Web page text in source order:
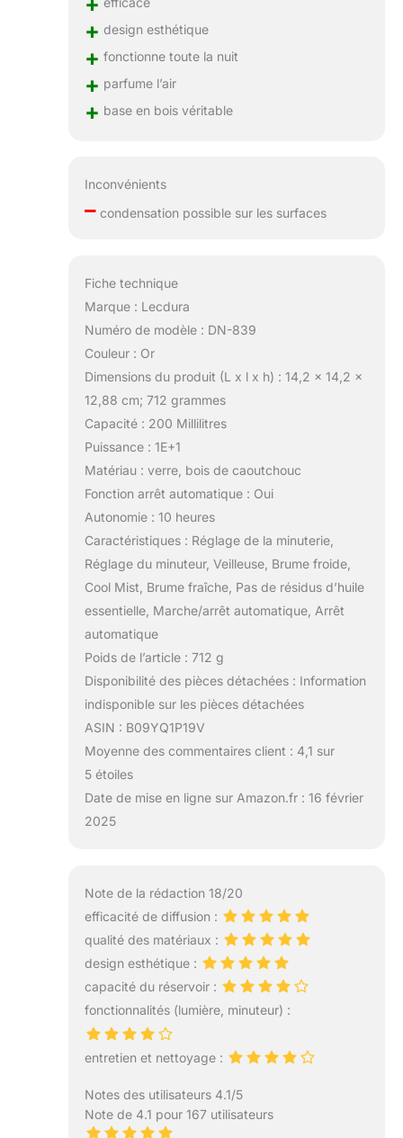
mère, une
anniversaire, Noël, la
qualité】Comme le
rapidement pour
gratuitement. Nous
nous engageons à
fournir un excellent
contacter
directement si vous
entièrement satisfait
de votre achat.
+ design esthétique
+ fonctionne toute la nuit
+ parfume l’air
+ base en bois véritable
Inconvénients
–condensation possible sur les surfaces
Fiche technique
Marque : Lecdura
Numéro de modèle : DN-839
Couleur : Or
Dimensions du produit (L x l x h) : 14,2 x 14,2 x
12,88 cm; 712 grammes
Capacité : 200 Millilitres
Puissance : 1E+1
Matériau : verre, bois de caoutchouc
Fonction arrêt automatique : Oui
Autonomie : 10 heures
Caractéristiques : Réglage de la minuterie,
Réglage du minuteur, Veilleuse, Brume froide,
Cool Mist, Brume fraîche, Pas de résidus d’huile
essentielle, Marche/arrêt automatique, Arrêt
automatique
Poids de l’article : 712 g
Disponibilité des pièces détachées : Information
indisponible sur les pièces détachées
ASIN : B09YQ1P19V
Moyenne des commentaires client : 4,1 sur
5 étoiles
Date de mise en ligne sur Amazon.fr : 16 février
2025
Note de la rédaction 18/20
efficacité de diffusion :
qualité des matériaux :
design esthétique :
capacité du réservoir :
fonctionnalités (lumière, minuteur) :
entretien et nettoyage :
Notes des utilisateurs 4.1/5
Note de 4.1 pour 167 utilisateurs